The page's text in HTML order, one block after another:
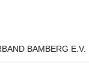
BAMBERG E.V.